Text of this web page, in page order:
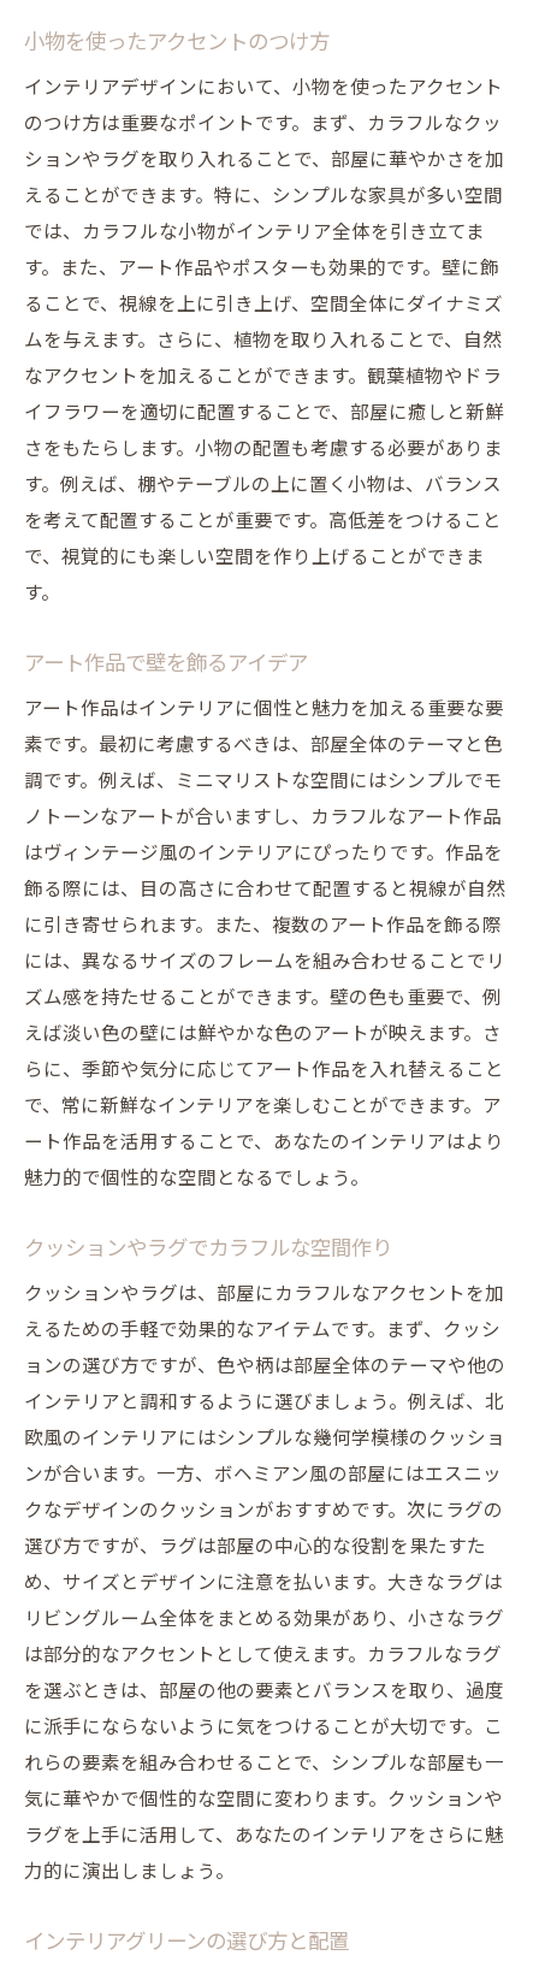
小物を使ったアクセントのつけ方
インテリアデザインにおいて、小物を使ったアクセント
のつけ方は重要なポイントです。まず、カラフルなクッ
ションやラグを取り入れることで、部屋に華やかさを加
えることができます。特に、シンプルな家具が多い空間
では、カラフルな小物がインテリア全体を引き立てま
す。また、アート作品やポスターも効果的です。壁に飾
ることで、視線を上に引き上げ、空間全体にダイナミズ
ムを与えます。さらに、植物を取り入れることで、自然
なアクセントを加えることができます。観葉植物やドラ
イフラワーを適切に配置することで、部屋に癒しと新鮮
さをもたらします。小物の配置も考慮する必要がありま
す。例えば、棚やテーブルの上に置く小物は、バランス
を考えて配置することが重要です。高低差をつけること
で、視覚的にも楽しい空間を作り上げることができま
す。
アート作品で壁を飾るアイデア
アート作品はインテリアに個性と魅力を加える重要な要
素です。最初に考慮するべきは、部屋全体のテーマと色
調です。例えば、ミニマリストな空間にはシンプルでモ
ノトーンなアートが合いますし、カラフルなアート作品
はヴィンテージ風のインテリアにぴったりです。作品を
飾る際には、目の高さに合わせて配置すると視線が自然
に引き寄せられます。また、複数のアート作品を飾る際
には、異なるサイズのフレームを組み合わせることでリ
ズム感を持たせることができます。壁の色も重要で、例
えば淡い色の壁には鮮やかな色のアートが映えます。さ
らに、季節や気分に応じてアート作品を入れ替えること
で、常に新鮮なインテリアを楽しむことができます。ア
ート作品を活用することで、あなたのインテリアはより
魅力的で個性的な空間となるでしょう。
クッションやラグでカラフルな空間作り
クッションやラグは、部屋にカラフルなアクセントを加
えるための手軽で効果的なアイテムです。まず、クッシ
ョンの選び方ですが、色や柄は部屋全体のテーマや他の
インテリアと調和するように選びましょう。例えば、北
欧風のインテリアにはシンプルな幾何学模様のクッショ
ンが合います。一方、ボヘミアン風の部屋にはエスニッ
クなデザインのクッションがおすすめです。次にラグの
選び方ですが、ラグは部屋の中心的な役割を果たすた
め、サイズとデザインに注意を払います。大きなラグは
リビングルーム全体をまとめる効果があり、小さなラグ
は部分的なアクセントとして使えます。カラフルなラグ
を選ぶときは、部屋の他の要素とバランスを取り、過度
に派手にならないように気をつけることが大切です。こ
れらの要素を組み合わせることで、シンプルな部屋も一
気に華やかで個性的な空間に変わります。クッションや
ラグを上手に活用して、あなたのインテリアをさらに魅
力的に演出しましょう。
インテリアグリーンの選び方と配置